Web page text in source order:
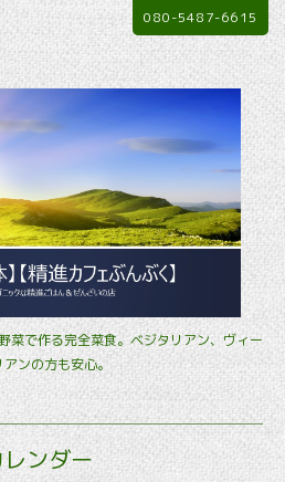
菜で作る完全菜食。ベジタリアン、ヴィー
ベジタリアンの方も安心。
080-5487-6615
ンダー